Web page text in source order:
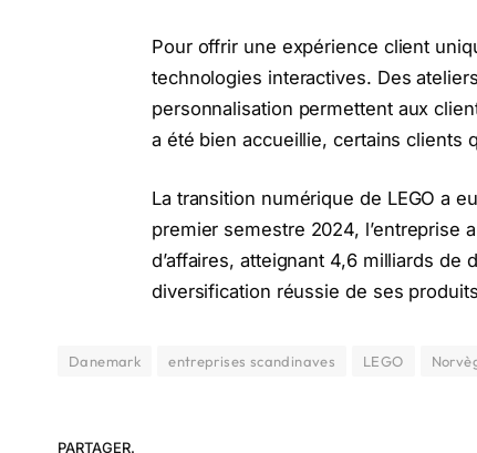
Pour offrir une expérience client
technologies interactives. Des
personnalisation permettent aux
a été bien accueillie, certains clients
La transition numérique de LEGO a
premier semestre 2024, l’entreprise
d’affaires, atteignant 4,6 milliards de
diversification réussie de ses
Danemark entreprises scandinaves LEGO
PARTAGER.